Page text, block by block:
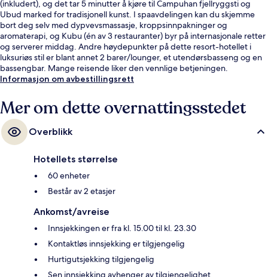
(inkludert), og det tar 5 minutter å kjøre til Campuhan fjellryggsti og
Ubud marked for tradisjonell kunst. I spaavdelingen kan du skjemme
bort deg selv med dypvevsmassasje, kroppsinnpakninger og
aromaterapi, og Kubu (én av 3 restauranter) byr på internasjonale retter
og serverer middag. Andre høydepunkter på dette resort-hotellet i
luksuriøs stil er blant annet 2 barer/lounger, et utendørsbasseng og en
bassengbar. Mange reisende liker den vennlige betjeningen.
Informasjon om avbestillingsrett
Mer om dette overnattingsstedet
Overblikk
Hotellets størrelse
60 enheter
Består av 2 etasjer
Ankomst/avreise
Innsjekkingen er fra kl. 15.00 til kl. 23.30
Kontaktløs innsjekking er tilgjengelig
Hurtigutsjekking tilgjengelig
Sen innsjekking avhenger av tilgjengelighet